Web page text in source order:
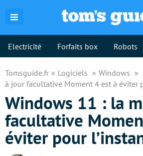
Electricité Forfaits box Robots
Tomsguide.fr Logiciels Windows
à jour facultative Moment 4 est à éviter
Windows 11 : la
facultative
éviter pour